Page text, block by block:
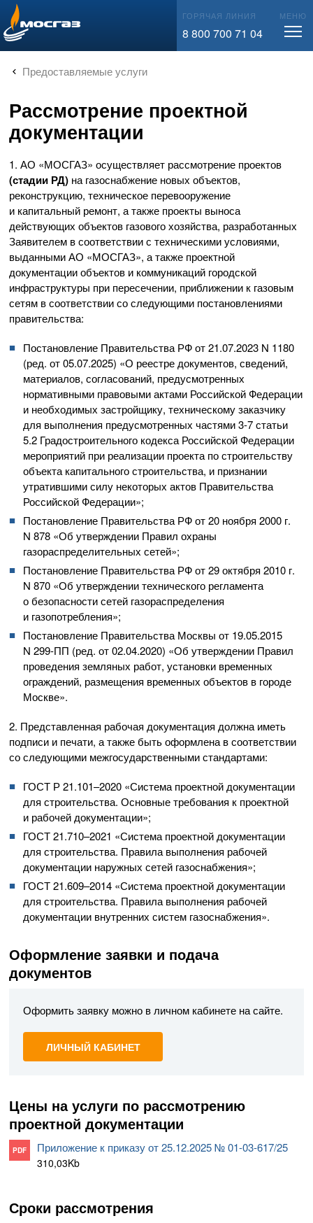
Информационный вестник
Новости Москвы
Материалы для СМИ
info@mos-gaz.ru ГОРЯЧАЯ ЛИНИЯ
8 800 700 71 04
МЕНЮ
Предоставляемые услуги
Рассмотрение проектной
документации
1. АО «МОСГАЗ» осуществляет рассмотрение проектов
(стадии РД) на газоснабжение новых объектов,
реконструкцию, техническое перевооружение
и капитальный ремонт, а также проекты выноса
действующих объектов газового хозяйства, разработанных
Заявителем в соответствии с техническими условиями,
выданнымиАО «МОСГАЗ», а также проектной
документации объектов и коммуникаций городской
инфраструктуры при пересечении, приближении к газовым
сетям в соответствии со следующими постановлениями
правительства:
Постановление Правительства РФ от21.07.2023 N 1180
(ред. от05.07.2025) «О реестре документов, сведений,
материалов, согласований, предусмотренных
нормативными правовыми актами Российской Федерации
и необходимых застройщику, техническому заказчику
для выполнения предусмотренных частями 3-7 статьи
5.2 Градостроительного кодекса Российской Федерации
мероприятий при реализации проекта по строительству
объекта капитального строительства, и признании
утратившими силу некоторых актов Правительства
Российской Федерации»;
Постановление Правительства РФ от 20 ноября 2000 г.
N 878 «Об утверждении Правил охраны
газораспределительных сетей»;
Постановление Правительства РФ от 29 октября 2010 г.
N 870 «Об утверждении технического регламента
о безопасности сетей газораспределения
и газопотребления»;
Постановление Правительства Москвы от 19.05.2015
N 299-ПП (ред. от02.04.2020) «Об утверждении Правил
проведения земляных работ, установки временных
ограждений, размещения временных объектов в городе
Москве».
2. Представленная рабочая документация должна иметь
подписи и печати, а также быть оформлена в соответствии
со следующими межгосударственными стандартами:
ГОСТ Р 21.101–2020 «Система проектной документации
для строительства. Основные требования к проектной
и рабочей документации»;
ГОСТ 21.710–2021 «Система проектной документации
для строительства. Правила выполнения рабочей
документации наружных сетей газоснабжения»;
ГОСТ 21.609–2014 «Система проектной документации
для строительства. Правила выполнения рабочей
документации внутренних систем газоснабжения».
Оформление заявки и подача
документов
Оформить заявку можно в личном кабинете на сайте.
ЛИЧНЫЙ КАБИНЕТ
Цены на услуги по рассмотрению
проектной документации
PDF Приложение к приказу от 25.12.2025 № 01-03-617/25
310,03Kb
Сроки рассмотрения